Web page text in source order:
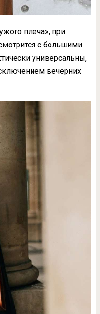
плеча», при
с большими
универсальны,
вечерних